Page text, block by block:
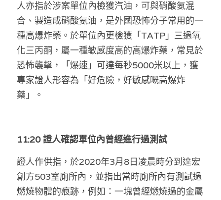
人亦指於涉案單位內檢獲汽油，可與硝酸氨混
合、製造成硝酸氨油，是外國恐怖分子常用的一
種高爆炸藥。於單位內更檢獲「TATP」三過氧
化三丙酮，屬一種敏感度高的高爆炸藥，常見於
恐怖襲擊，「爆速」可達每秒5000米以上，獲
專家證人形容為「好危險，好敏感嘅高爆炸
藥」。
11:20 證人確認單位內曾經進行過測試
證人作供指，於2020年3月8日凌晨時分到達宏
創方503室廁所內，並指出當時廁所內有測試過
燃燒物體的痕跡，例如：一塊曾經燃燒過的金屬